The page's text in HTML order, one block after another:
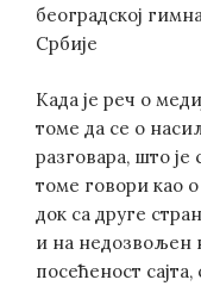
београдској
Србије
Када је реч о
томе да се о
разговара, што је
томе говори као
док са друге
и на недозвољен
посећеност